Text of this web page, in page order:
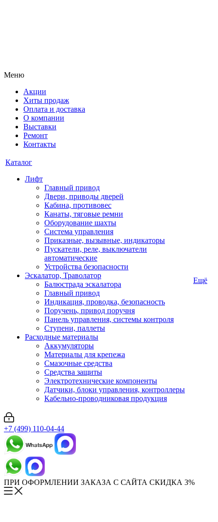
Меню
Акции
Хиты продаж
Оплата и доставка
О компании
Выставки
Ремонт
Контакты
Каталог
Лифт
Главный привод
Двери, приводы дверей
Кабина, противовес
Канаты, тяговые ремни
Оборудование шахты
Система управления
Приказные, вызывные, индикаторы
Пускатели, реле, выключатели
автоматические
Устройства безопасности
Эскалатор, Траволатор
Балюстрада эскалатора
Главный привод
Индикация, проводка, безопасность
Поручень, привод поручня
Панель управления, системы контроля
Ступени, паллеты
Расходные материалы
Аккумуляторы
Материалы для крепежа
Смазочные средства
Средства защиты
Электротехнические компоненты
Датчики, блоки управления, контроллеры
Кабельно-проводниковая продукция
Ещё
+7 (499) 110-04-44
ПРИ ОФОРМЛЕНИИ ЗАКАЗА С САЙТА СКИДКА 3%